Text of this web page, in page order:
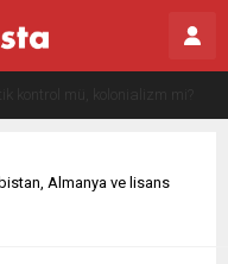
Almanya ve lisans